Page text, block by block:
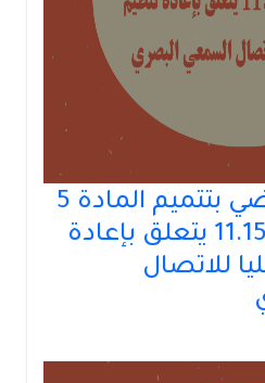
مقترح قانون يقضي بتتميم المادة 5
من القانون رقم 11.15 يتعلق بإعادة
للاتصال